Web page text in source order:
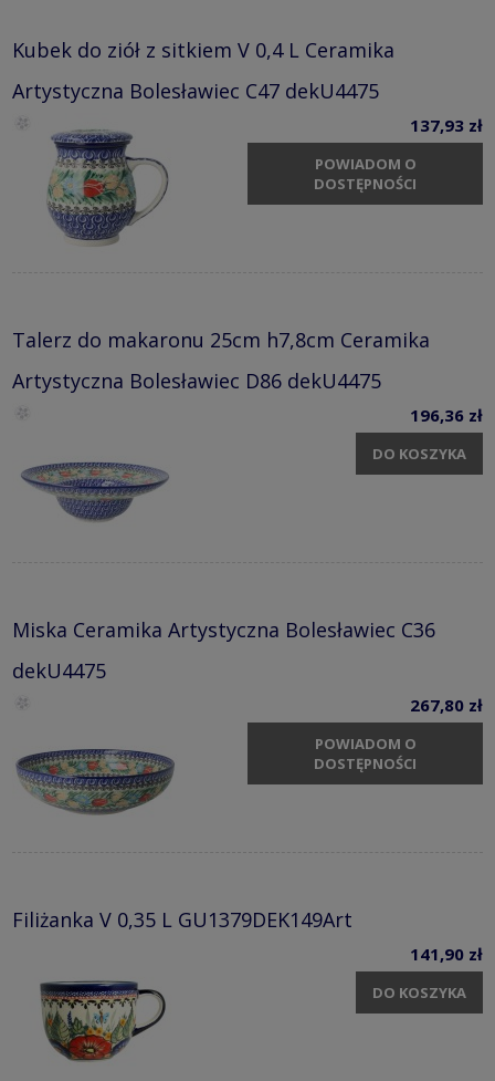
Kubek do ziół z sitkiem V 0,4 L Ceramika
Artystyczna Bolesławiec C47 dekU4475
137,93 zł
POWIADOM O
DOSTĘPNOŚCI
Talerz do makaronu 25cm h7,8cm Ceramika
Artystyczna Bolesławiec D86 dekU4475
196,36 zł
DO KOSZYKA
Miska Ceramika Artystyczna Bolesławiec C36
dekU4475
267,80 zł
POWIADOM O
DOSTĘPNOŚCI
Filiżanka V 0,35 L GU1379DEK149Art
141,90 zł
DO KOSZYKA